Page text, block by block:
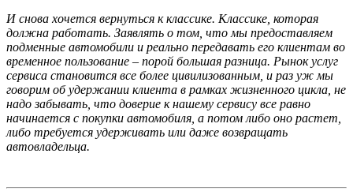
И снова хочется вернуться к классике. Классике, которая
должна работать. Заявлять о том, что мы предоставляем
подменные автомобили и реально переда­вать его клиентам во
временное пользова­ние – порой большая разница. Рынок услуг
сервиса становится все более цивилизован­ным, и раз уж мы
говорим об удержании клиента в рамках жизненного цикла, не
надо забывать, что доверие к нашему сер­вису все равно
начинается с покупки авто­мобиля, а потом либо оно растет,
либо требуется удерживать или даже возвра­щать
автовладельца.